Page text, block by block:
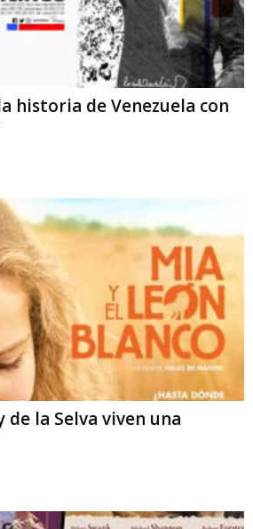
historia de Venezuela con
de la Selva viven una